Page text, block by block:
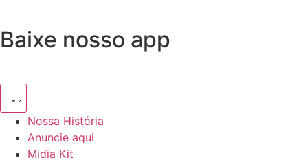
Baixe nosso app
Nossa História
Anuncie aqui
Midia Kit